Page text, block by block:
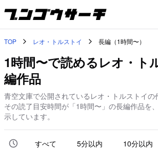
TOP レオ・トルストイ 長編（1時間〜）
1時間〜で読めるレオ・ト
編作品
青空文庫で公開されているレオ・トルストイの
その読了目安時間が「1時間〜」の長編作品を
示しています。
すべて 5分以内 10分以内